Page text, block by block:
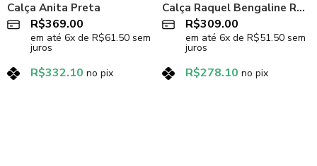
Calça Anita Preta
R$369.00
em até 6x de R$61.50 sem
juros
R$332.10 no pix
Calça Raquel Bengaline Resinado
R$309.00
em até 6x de R$51.50 sem
juros
R$278.10 no pix